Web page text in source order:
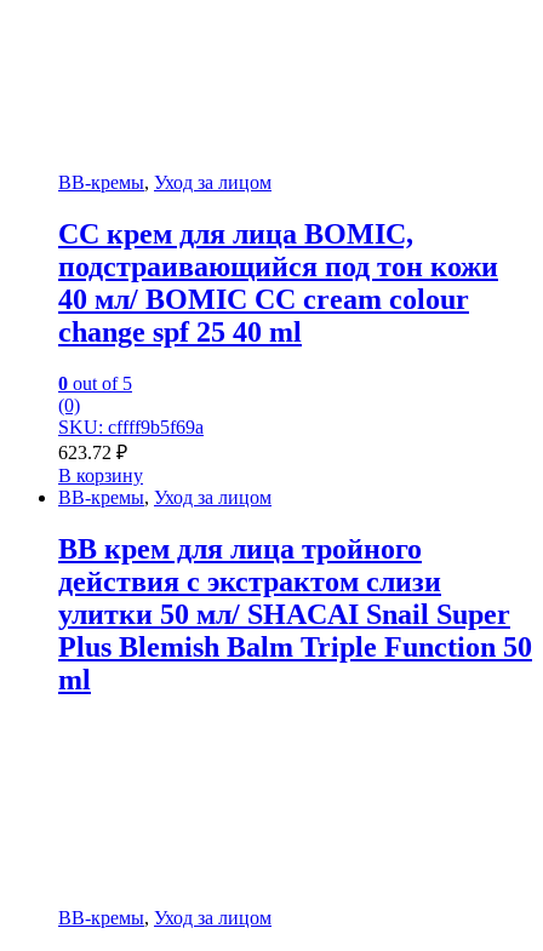
BB-кремы, Уход за лицом
СС крем для лица BOMIC,
подстраивающийся под тон кожи
40 мл/ BOMIC CC cream colour
change spf 25 40 ml
0 out of 5
(0)
SKU: cffff9b5f69a
623.72 ₽
В корзину
BB-кремы, Уход за лицом
BB крем для лица тройного
действия с экстрактом слизи
улитки 50 мл/ SHACAI Snail Super
Plus Blemish Balm Triple Function 50
ml
BB-кремы, Уход за лицом